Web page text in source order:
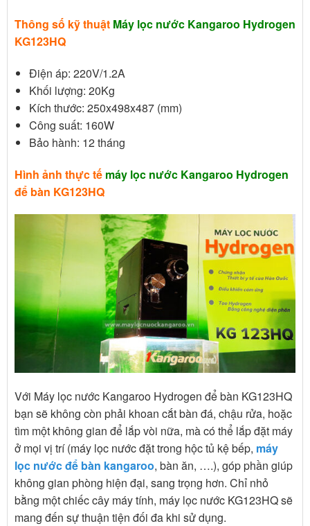
Thông số kỹ thuật Máy lọc nước Kangaroo Hydrogen
KG123HQ
Điện áp: 220V/1.2A
Khối lượng: 20Kg
Kích thước: 250x498x487 (mm)
Công suất: 160W
Bảo hành: 12 tháng
Hình ảnh thực tế máy lọc nước Kangaroo Hydrogen
để bàn KG123HQ
Với Máy lọc nước Kangaroo Hydrogen để bàn KG123HQ
bạn sẽ không còn phải khoan cắt bàn đá, chậu rửa, hoặc
tìm một không gian để lắp vòi nữa, mà có thể lắp đặt máy
ở mọi vị trí (máy lọc nước đặt trong hộc tủ kệ bếp, máy
lọc nước để bàn kangaroo, bàn ăn, ….), góp phần giúp
không gian phòng hiện đại, sang trọng hơn. Chỉ nhỏ
bằng một chiếc cây máy tính, máy lọc nước KG123HQ sẽ
mang đến sự thuận tiện đối đa khi sử dụng.